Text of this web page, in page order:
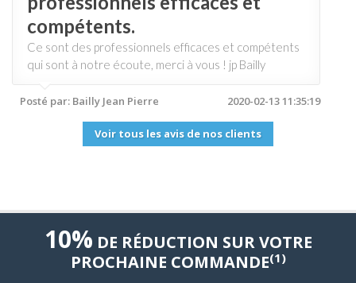
Posté par: Bailly Jean Pierre
Voir tous les avis de nos clients
10% DE RÉDUCTION SUR VOTRE
PROCHAINE COMMANDE(1)